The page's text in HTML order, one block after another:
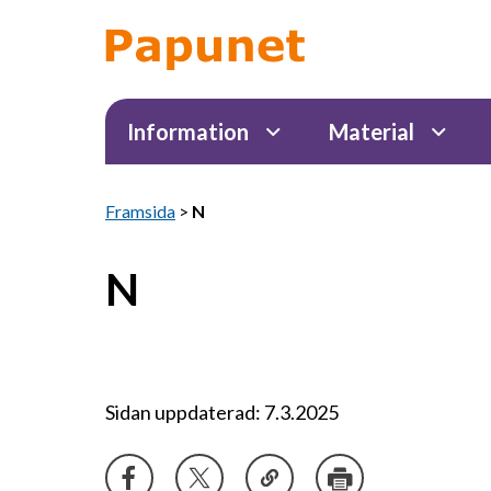
Information Material
Framsida > N
N
Sidan uppdaterad: 7.3.2025